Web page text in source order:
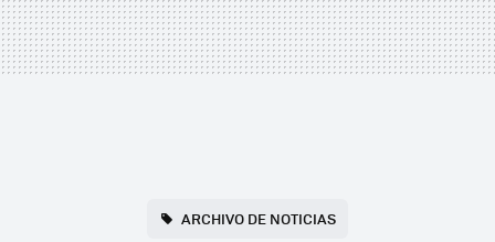
ARCHIVO DE NOTICIAS